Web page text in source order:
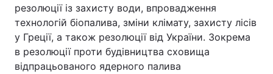
Спорт Наука
Техно і зв'язок Лайт
Зброя Інциденти
резолюції із захисту води, впровадження
технологій біопалива, зміни клімату, захисту лісів
у Греції, а також резолюції від України. Зокрема
в резолюції проти будівництва сховища
відпрацьованого ядерного палива